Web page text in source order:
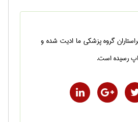
گروه پزشکی ما ادیت شده و